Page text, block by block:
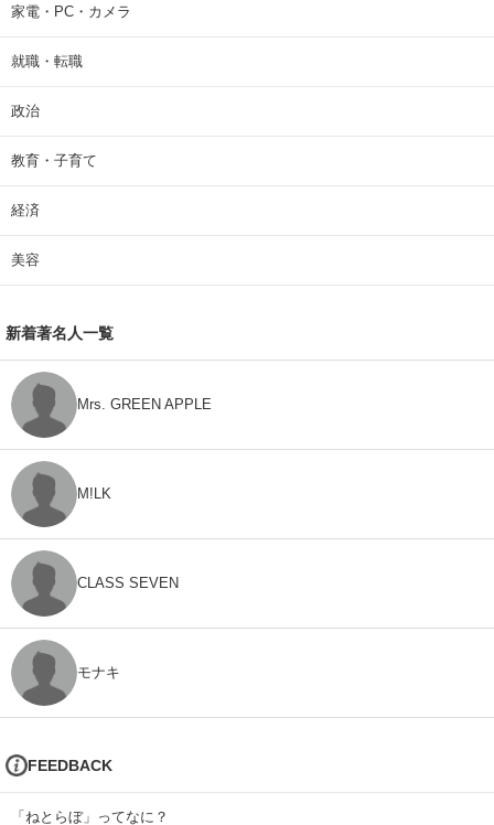
家電・PC・カメラ
就職・転職
政治
教育・子育て
経済
美容
新着著名人一覧
Mrs. GREEN APPLE
M!LK
CLASS SEVEN
モナキ
FEEDBACK
「ねとらぼ」ってなに？